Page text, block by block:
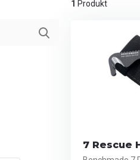
1 Produkt
7 Rescue